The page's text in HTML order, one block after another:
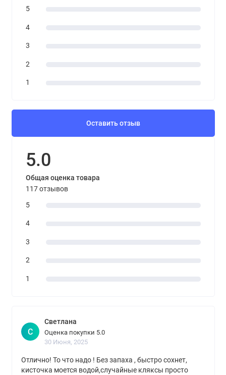
5
4
3
2
1
Оставить отзыв
5.0
Общая оценка товара
117 отзывов
5
4
3
2
1
С
Светлана
Оценка покупки 5.0
30 Июня, 2025
Отлично! То что надо ! Без запаха , быстро сохнет,
кисточка моется водой,случайные кляксы просто